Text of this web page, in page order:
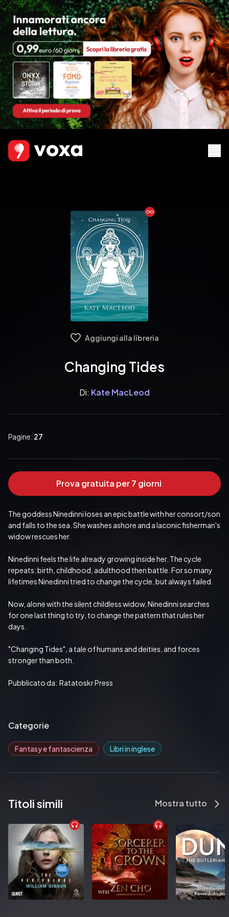
Ebook
Aggiungi alla libreria
Changing Tides
Di: Kate MacLeod
Pagine: 27
Prova gratuita per 7 giorni
The goddess Ninedinni loses an epic battle with her consort/son
and falls to the sea. She washes ashore and a laconic fisherman's
widow rescues her.
Ninedinni feels the life already growing inside her. The cycle
repeats: birth, childhood, adulthood then battle. For so many
lifetimes Ninedinni tried to change the cycle, but always failed.
Now, alone with the silent childless widow, Ninedinni searches
for one last thing to try, to change the pattern that rules her
days.
"Changing Tides", a tale of humans and deities, and forces
stronger than both.
Pubblicato da:  Ratatoskr Press
Categorie
Fantasy e fantascienza Libri in inglese
Titoli simili Mostra tutto